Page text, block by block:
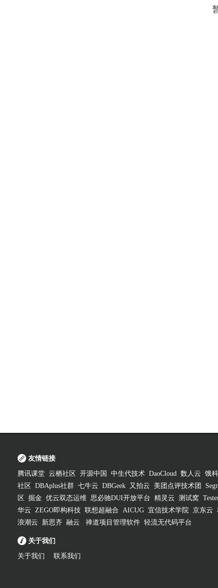
友情链接
腾讯课堂 云栖社区 开源中国 中生代技术 DaoCloud 数人云 饿
社区
DBAplus社群 七牛云 DBGeek 又拍云 美团点评技术团
区
掘金 优云双态运维 思必驰DUI开放平台 精灵云 测试窝
华云 ZEGO即构科技 联想超融合 AICUG 宜信技术学院 京东云
浪潮云
新思齐 融云 禅道项目管理软件 轻流无代码平台
关于我们
关于我们 联系我们